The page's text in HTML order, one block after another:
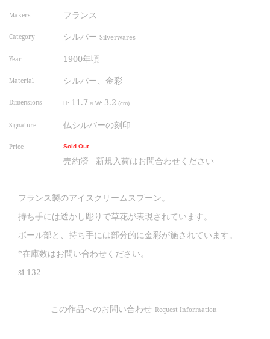
Makers フランス
Category シルバー Silverwares
Year 1900年頃
Material シルバー、金彩
Dimensions H: 11.7 × W: 3.2 (cm)
Signature 仏シルバーの刻印
Price Sold Out
売約済 - 新規入荷はお問合わせください
フランス製のアイスクリームスプーン。
持ち手には透かし彫りで草花が表現されています。
ボール部と、持ち手には部分的に金彩が施されています。
*在庫数はお問い合わせください。
si-132
この作品へのお問い合わせ Request Information